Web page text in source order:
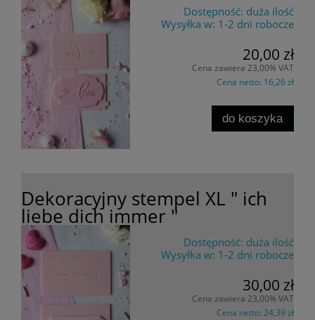
Dostępność: duża ilość
Wysyłka w: 1-2 dni robocze
20,00 zł
Cena zawiera 23,00% VAT
Cena netto: 16,26 zł
do koszyka
Dekoracyjny stempel XL " ich
liebe dich immer "
Dostępność: duża ilość
Wysyłka w: 1-2 dni robocze
30,00 zł
Cena zawiera 23,00% VAT
Cena netto: 24,39 zł